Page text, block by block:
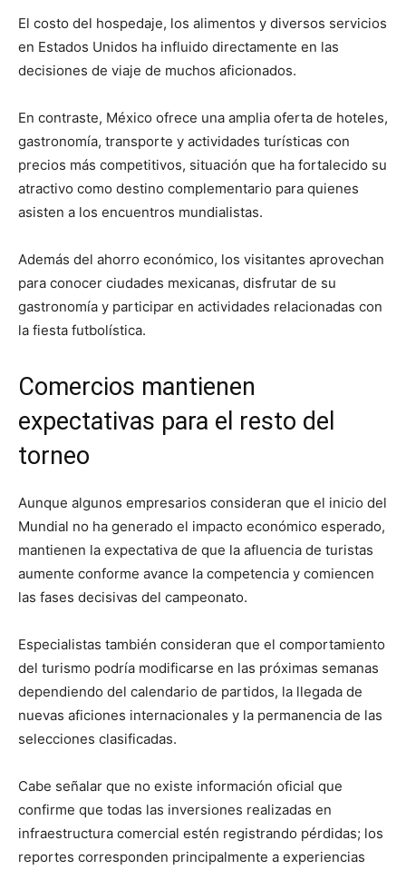
El costo del hospedaje, los alimentos y diversos servicios
en Estados Unidos ha influido directamente en las
decisiones de viaje de muchos aficionados.
En contraste, México ofrece una amplia oferta de hoteles,
gastronomía, transporte y actividades turísticas con
precios más competitivos, situación que ha fortalecido su
atractivo como destino complementario para quienes
asisten a los encuentros mundialistas.
Además del ahorro económico, los visitantes aprovechan
para conocer ciudades mexicanas, disfrutar de su
gastronomía y participar en actividades relacionadas con
la fiesta futbolística.
Comercios mantienen
expectativas para el resto del
torneo
Aunque algunos empresarios consideran que el inicio del
Mundial no ha generado el impacto económico esperado,
mantienen la expectativa de que la afluencia de turistas
aumente conforme avance la competencia y comiencen
las fases decisivas del campeonato.
Especialistas también consideran que el comportamiento
del turismo podría modificarse en las próximas semanas
dependiendo del calendario de partidos, la llegada de
nuevas aficiones internacionales y la permanencia de las
selecciones clasificadas.
Cabe señalar que no existe información oficial que
confirme que todas las inversiones realizadas en
infraestructura comercial estén registrando pérdidas; los
reportes corresponden principalmente a experiencias